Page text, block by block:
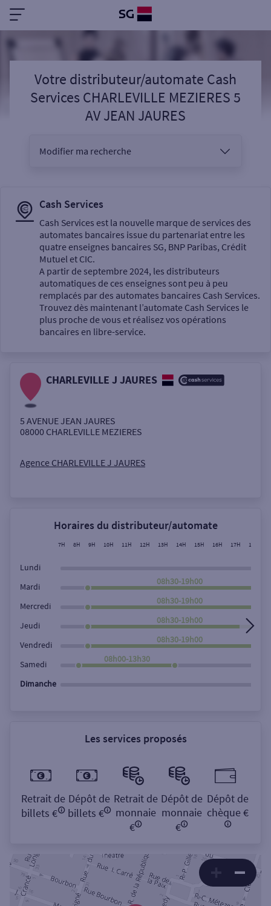
Votre distributeur/automate Cash
Services CHARLEVILLE MEZIERES 5
AV JEAN JAURES
Modifier ma recherche
Sélectionnez votre recherche
Un service
Autour de moi
Rechercher
Cash Services
Cash Services est la nouvelle marque de services des
automates bancaires issue du partenariat entre les
quatre enseignes bancaires SG, BNP Paribas, Crédit
Mutuel et CIC.
A partir de septembre 2024, les distributeurs
automatiques de ces enseignes sont peu à peu
remplacés par des automates bancaires Cash Services.
Trouvez dès maintenant l’automate Cash Services le
plus proche de vous et réalisez vos opérations
bancaires en libre-service.
CHARLEVILLE J JAURES
5 AVENUE JEAN JAURES
08000 CHARLEVILLE MEZIERES
Agence CHARLEVILLE J JAURES
Horaires du distributeur/automate
7H 8H 9H 10H 11H 12H 13H 14H 15H 16H 17H 18H
Lundi
Mardi
08h30-19h00
Mercredi
08h30-19h00
Jeudi
08h30-19h00
Vendredi
08h30-19h00
Samedi
08h00-13h30
Dimanche
Les services proposés
Retrait de
billets €
Dépôt de
billets €
Retrait de
monnaie
€
Dépôt de
monnaie
€
Dépôt de
chèque €